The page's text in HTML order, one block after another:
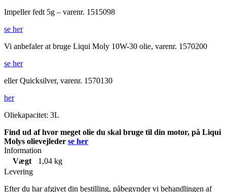
Impeller fedt 5g – varenr. 1515098
se her
Vi anbefaler at bruge Liqui Moly 10W-30 olie, varenr. 1570200
se her
eller Quicksilver, varenr. 1570130
her
Oliekapacitet: 3L
Find ud af hvor meget olie du skal bruge til din motor, på Liqui
Molys olievejleder se her
Information
Vægt
1,04 kg
Levering
Efter du har afgivet din bestilling, påbegynder vi behandlingen af